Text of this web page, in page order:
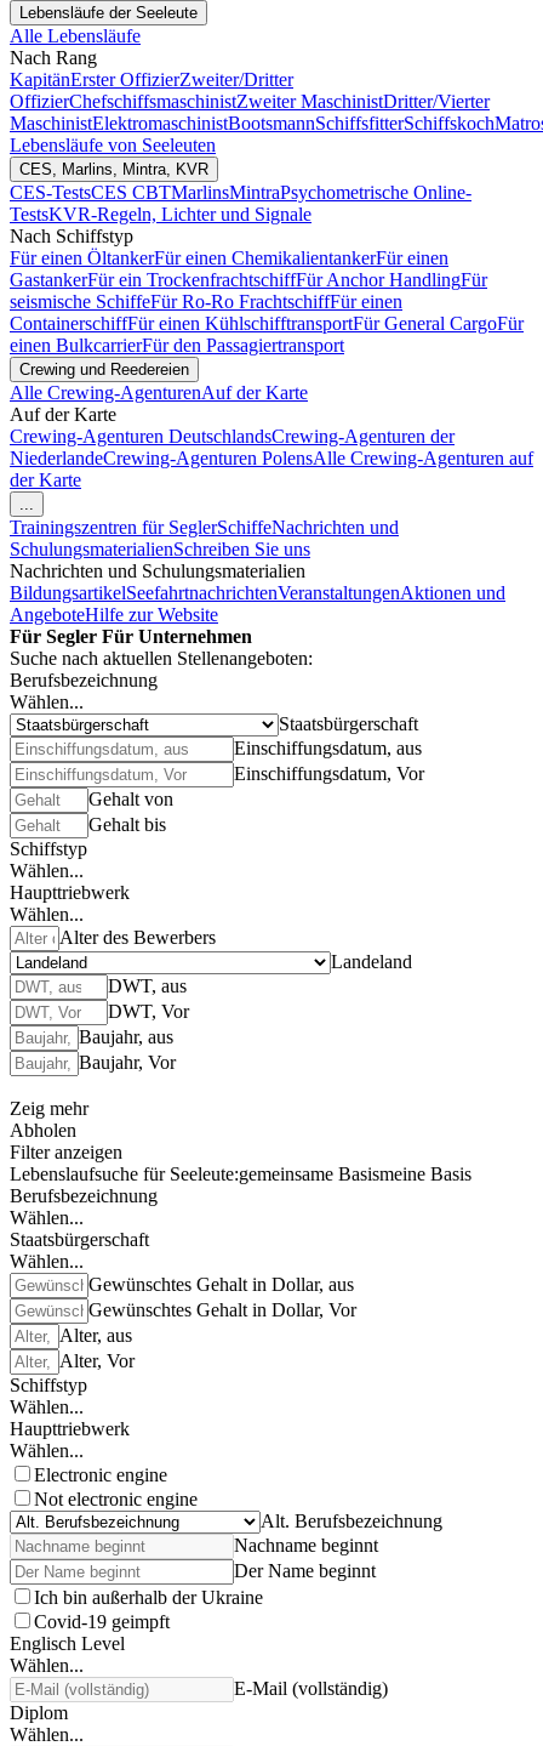
Lebensläufe der Seeleute
Alle Lebensläufe
Nach Rang
KapitänErster OffizierZweiter/Dritter
OffizierChefschiffsmaschinistZweiter MaschinistDritter/Vierter
MaschinistElektromaschinistBootsmannSchiffsfitterSchiffskoch
Lebensläufe von Seeleuten
CES, Marlins, Mintra, KVR
CES-TestsCES CBTMarlinsMintraPsychometrische Online-
TestsKVR-Regeln, Lichter und Signale
Nach Schiffstyp
Für einen ÖltankerFür einen ChemikalientankerFür einen
GastankerFür ein TrockenfrachtschiffFür Anchor HandlingFür
seismische SchiffeFür Ro-Ro FrachtschiffFür einen
ContainerschiffFür einen KühlschifftransportFür General CargoFür
einen BulkcarrierFür den Passagiertransport
Crewing und Reedereien
Alle Crewing-AgenturenAuf der Karte
Auf der Karte
Crewing-Agenturen DeutschlandsCrewing-Agenturen der
NiederlandeCrewing-Agenturen PolensAlle Crewing-Agenturen auf
der Karte
...
Trainingszentren für SeglerSchiffeNachrichten und
SchulungsmaterialienSchreiben Sie uns
Nachrichten und Schulungsmaterialien
BildungsartikelSeefahrtnachrichtenVeranstaltungenAktionen und
AngeboteHilfe zur Website
Für Segler Für Unternehmen
Suche nach aktuellen Stellenangeboten:
Berufsbezeichnung
Wählen...
Staatsbürgerschaft
Einschiffungsdatum, aus
Einschiffungsdatum, Vor
Gehalt von
Gehalt bis
Schiffstyp
Wählen...
Haupttriebwerk
Wählen...
Alter des Bewerbers
Landeland
DWT, aus
DWT, Vor
Baujahr, aus
Baujahr, Vor
Zeig mehr
Abholen
Filter anzeigen
Lebenslaufsuche für Seeleute:gemeinsame Basismeine Basis
Berufsbezeichnung
Wählen...
Staatsbürgerschaft
Wählen...
Gewünschtes Gehalt in Dollar, aus
Gewünschtes Gehalt in Dollar, Vor
Alter, aus
Alter, Vor
Schiffstyp
Wählen...
Haupttriebwerk
Wählen...
Electronic engine
Not electronic engine
Alt. Berufsbezeichnung
Nachname beginnt
Der Name beginnt
Ich bin außerhalb der Ukraine
Covid-19 geimpft
Englisch Level
Wählen...
E-Mail (vollständig)
Diplom
Wählen...